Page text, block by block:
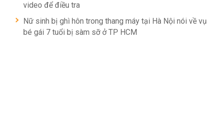
video để điều tra
Nữ sinh bị ghì hôn trong thang máy tại Hà Nội nói về vụ
bé gái 7 tuổi bị sàm sỡ ở TP HCM